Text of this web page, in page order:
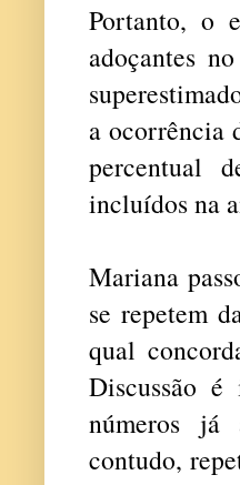
Portanto, o
adoçantes
a ocorrência
percentual
incluídos na
Mariana
se repetem
qual
Discussão é
números já
contudo,